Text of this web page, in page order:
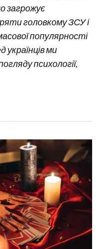
загрожує
головкому ЗСУ і
популярності
українців ми
психології,